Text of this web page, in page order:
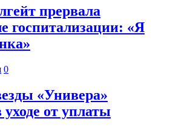
прервала
госпитализации: «Я
0
«Универа»
уходе от уплаты